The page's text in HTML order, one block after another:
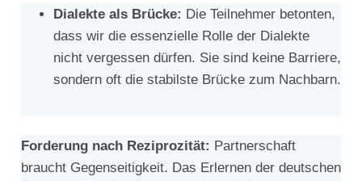
Dialekte als Brücke: Die Teilnehmer betonten,
dass wir die essenzielle Rolle der Dialekte
nicht vergessen dürfen. Sie sind keine Barriere,
sondern oft die stabilste Brücke zum Nachbarn.
Forderung nach Reziprozität: Partnerschaft
braucht Gegenseitigkeit. Das Erlernen der deutschen